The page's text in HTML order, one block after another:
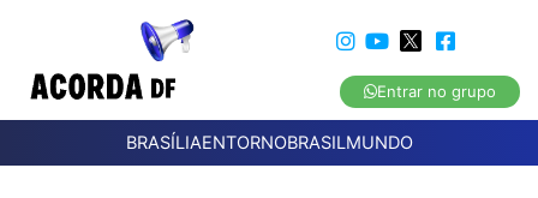
Entrar no grupo
BRASÍLIAENTORNOBRASILMUNDO